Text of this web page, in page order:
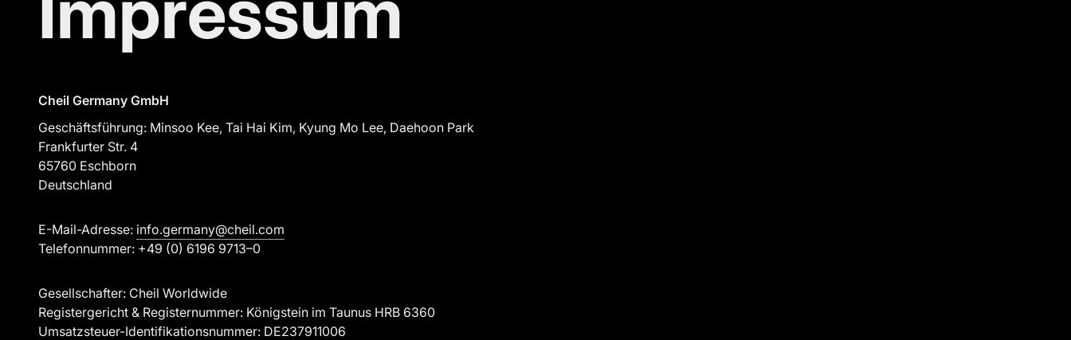
Cheil Germany GmbH
Geschäftsführung: Minsoo Kee, Tai Hai Kim, Kyung Mo Lee, Daehoon Park
Frankfurter Str. 4
65760 Eschborn
Deutschland
E-Mail-Adresse: info.germany@cheil.com
Telefonnummer: +49 (0) 6196 9713–0
Gesellschafter: Cheil Worldwide
Registergericht & Registernummer: Königstein im Taunus HRB 6360
Umsatzsteuer-Identifikationsnummer: DE237911006